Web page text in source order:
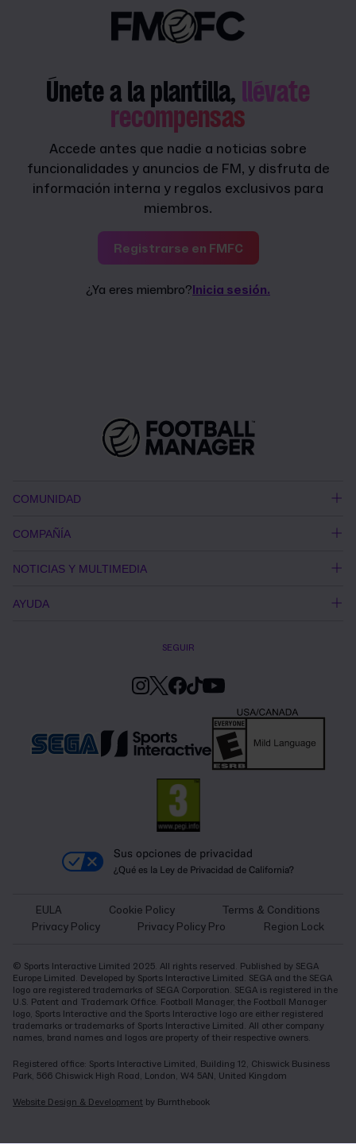
Únete a la plantilla, llévate
recompensas
Accede antes que nadie a noticias sobre
funcionalidades y anuncios de FM, y disfruta de
información interna y regalos exclusivos para
miembros.
Registrarse en FMFC
¿Ya eres miembro?Inicia sesión.
COMUNIDAD
COMPAÑÍA
NOTICIAS Y MULTIMEDIA
AYUDA
SEGUIR
Sus opciones de privacidad
¿Qué es la Ley de Privacidad de California?
EULA Cookie Policy
Terms & Conditions
Privacy Policy
Privacy Policy Pro Region Lock
© Sports Interactive Limited 2025. All rights reserved. Published by SEGA
Europe Limited. Developed by Sports Interactive Limited. SEGA and the SEGA
logo are registered trademarks of SEGA Corporation. SEGA is registered in the
U.S. Patent and Trademark Office. Football Manager, the Football Manager
logo, Sports Interactive and the Sports Interactive logo are either registered
trademarks or trademarks of Sports Interactive Limited. All other company
names, brand names and logos are property of their respective owners.
Registered office: Sports Interactive Limited, Building 12, Chiswick Business
Park, 566 Chiswick High Road, London, W4 5AN, United Kingdom
Website Design & Development by Burnthebook